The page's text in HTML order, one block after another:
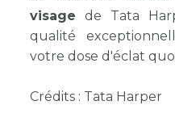
visage de Tata
qualité
votre dose d'éclat
Crédits : Tata Harper